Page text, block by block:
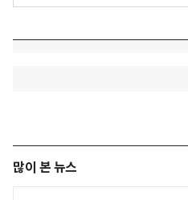
많이 본 뉴스